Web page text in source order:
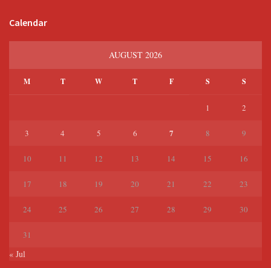
Calendar
AUGUST 2026
M T W T F S S
1 2
3 4 5 6 7 8 9
10 11 12 13 14 15 16
17 18 19 20 21 22 23
24 25 26 27 28 29 30
31
« Jul